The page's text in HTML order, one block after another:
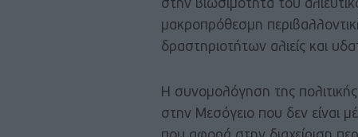
στην βιωσιμότητα του
μακροπρόθεσμη
δραστηριοτήτων αλιείς και
Η συνομολόγηση της
στην Μεσόγειο που δεν είναι